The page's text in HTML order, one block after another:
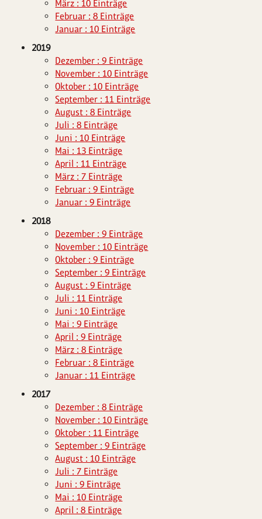
März : 10 Einträge
Februar : 8 Einträge
Januar : 10 Einträge
2019
Dezember : 9 Einträge
November : 10 Einträge
Oktober : 10 Einträge
September : 11 Einträge
August : 8 Einträge
Juli : 8 Einträge
Juni : 10 Einträge
Mai : 13 Einträge
April : 11 Einträge
März : 7 Einträge
Februar : 9 Einträge
Januar : 9 Einträge
2018
Dezember : 9 Einträge
November : 10 Einträge
Oktober : 9 Einträge
September : 9 Einträge
August : 9 Einträge
Juli : 11 Einträge
Juni : 10 Einträge
Mai : 9 Einträge
April : 9 Einträge
März : 8 Einträge
Februar : 8 Einträge
Januar : 11 Einträge
2017
Dezember : 8 Einträge
November : 10 Einträge
Oktober : 11 Einträge
September : 9 Einträge
August : 10 Einträge
Juli : 7 Einträge
Juni : 9 Einträge
Mai : 10 Einträge
April : 8 Einträge